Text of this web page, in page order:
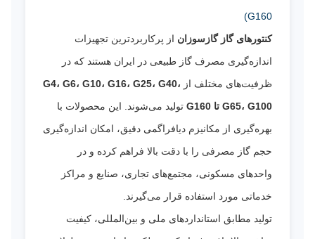
G160)
کنتورهای گاز گازسوزان از پرکاربردترین تجهیزات
اندازه‌گیری مصرف گاز طبیعی در ایران هستند که در
ظرفیت‌های مختلف از G4، G6، G10، G16، G25، G40،
G65، G100 تا G160
تولید می‌شوند. این محصولات با
بهره‌گیری از مکانیزم دیافراگمی دقیق، امکان اندازه‌گیری
حجم گاز مصرفی را با دقت بالا فراهم کرده و در
واحدهای مسکونی، مجتمع‌های تجاری، صنایع و مراکز
خدماتی مورد استفاده قرار می‌گیرند.
تولید مطابق استانداردهای ملی و بین‌المللی، کیفیت